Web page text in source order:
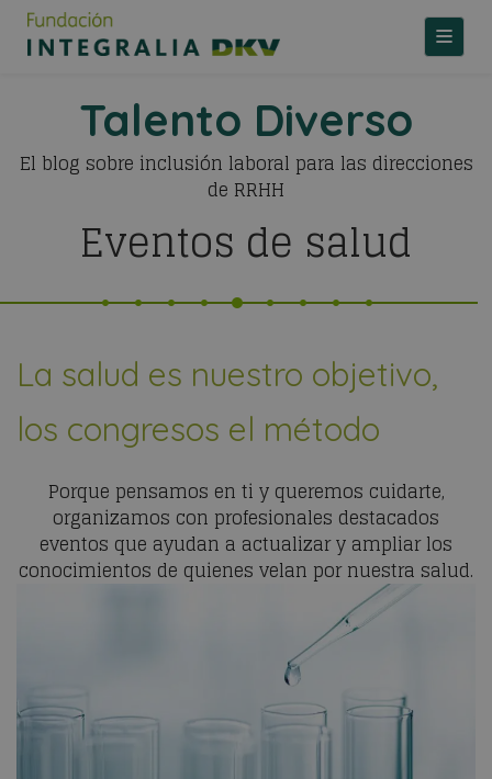
Talento Diverso
El blog sobre inclusión laboral para las direcciones
de RRHH
Eventos de salud
La salud es nuestro objetivo,
los congresos el método
Porque pensamos en ti y queremos cuidarte,
organizamos con profesionales destacados
eventos que ayudan a actualizar y ampliar los
conocimientos de quienes velan por nuestra salud.